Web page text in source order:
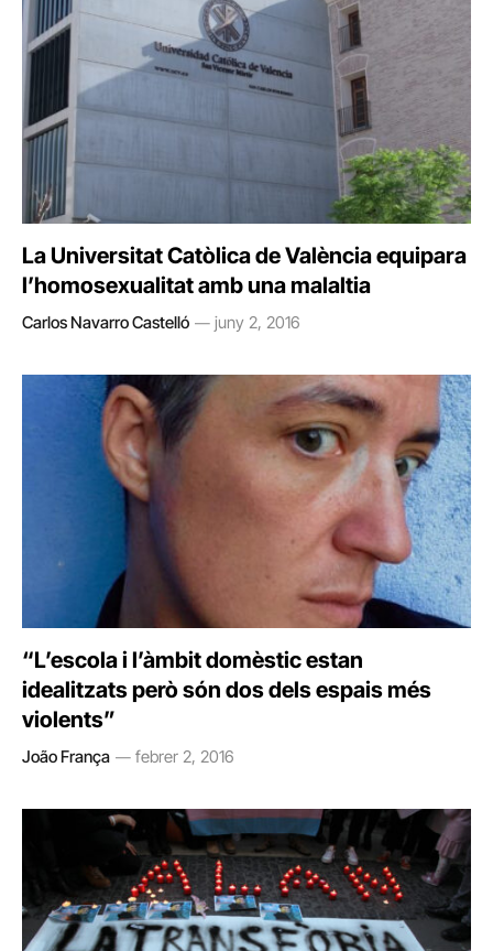
La Universitat Catòlica de València equipara
l’homosexualitat amb una malaltia
Carlos Navarro Castelló juny 2, 2016
“L’escola i l’àmbit domèstic estan
idealitzats però són dos dels espais més
violents”
João França febrer 2, 2016